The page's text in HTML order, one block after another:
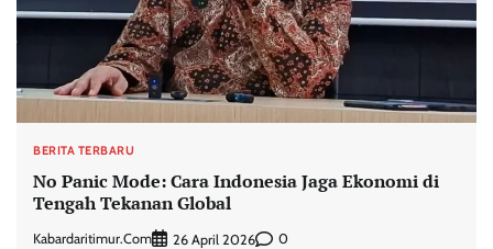
BERITA TERBARU
No Panic Mode: Cara Indonesia Jaga Ekonomi di
Tengah Tekanan Global
Kabardaritimur.com 26 April 2026 0